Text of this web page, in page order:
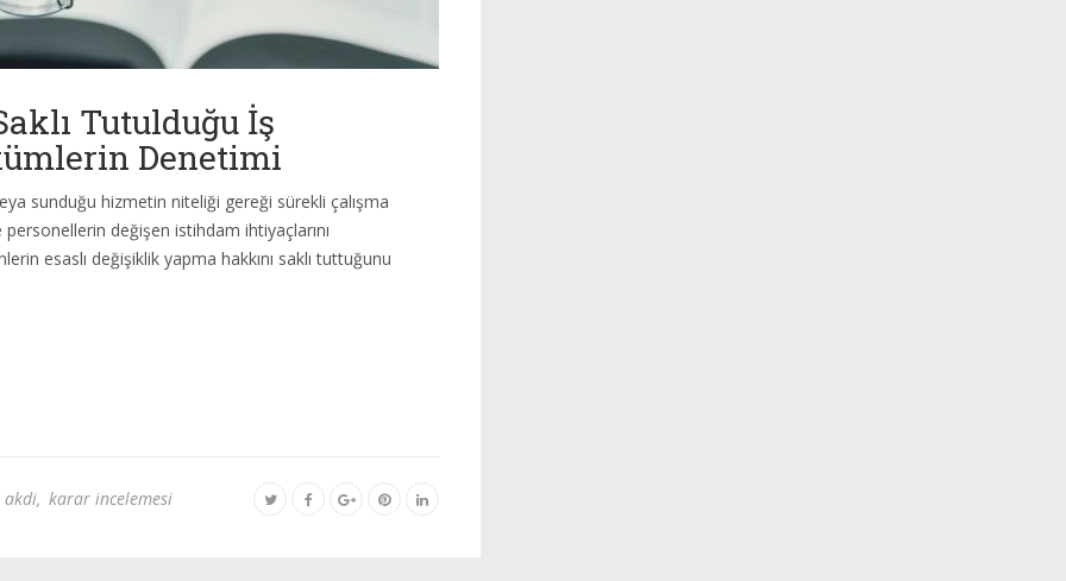
Tutulduğu İş
Denetimi
sunduğu hizmetin niteliği gereği sürekli çalışma
değişen istihdam ihtiyaçlarını
esaslı değişiklik yapma hakkını saklı tuttuğunu
akdi, karar incelemesi